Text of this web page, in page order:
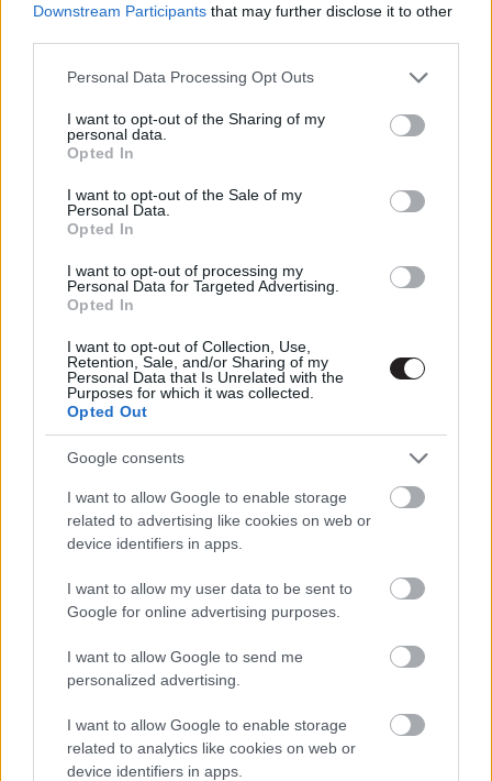
Downstream Participants that may further disclose it to other
Please note that this website/app uses one or more Google
not limited to your visit or usage behaviour. You may click to
grant or deny consent to Google and its third-party tags to
use your data for below specified purposes in below Google
consent section.
Personal Data Processing Opt Outs
I want to opt-out of the Sharing of my
personal data.
Opted In
I want to opt-out of the Sale of my
Personal Data.
Opted In
I want to opt-out of processing my
Personal Data for Targeted Advertising.
Opted In
I want to opt-out of Collection, Use,
Retention, Sale, and/or Sharing of my
Personal Data that Is Unrelated with the
Purposes for which it was collected.
Opted Out
Google consents
I want to allow Google to enable storage
related to advertising like cookies on web or
device identifiers in apps.
I want to allow my user data to be sent to
Google for online advertising purposes.
I want to allow Google to send me
personalized advertising.
I want to allow Google to enable storage
related to analytics like cookies on web or
device identifiers in apps.
First Man trailer - Ryan Gosling a
Holdra megy
Hír | 2018.06.09 10:10
First Man - első képeken a
Kaliforniai álom rendezőjének új
Hír | 2018.06.07 09:50
nal forgatott horror
Hír| 2018.01.29 21:15
Hír| 2018.01.22 12:50
A lány a pókhálóban - svéd sztár
váltja Daniel Craiget
Megvan az új tetovált lány!
Hír | 2017.09.19 08:30
Claire Foy lehet az új Lisbeth
Salander
Hír| 2017.05.16 13:44
LEGFRISSEBB PODCASTÜNK